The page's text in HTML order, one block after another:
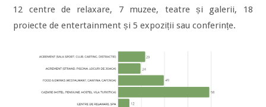
12 centre de relaxare, 7 muzee, teatre și galerii, 18
proiecte de entertainment și 5 expoziții sau conferințe.